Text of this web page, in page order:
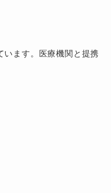
います。医療機関と提携